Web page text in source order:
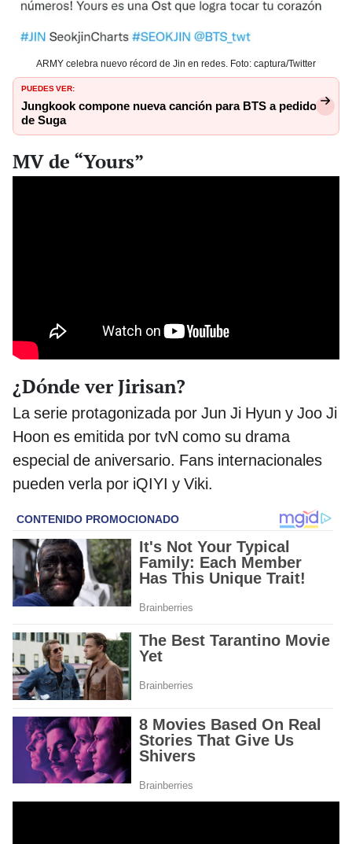
ARMY celebra nuevo récord de Jin en redes. Foto: captura/Twitter
PUEDES VER:
Jungkook compone nueva canción para BTS a pedido
de Suga
MV de “Yours”
¿Dónde ver Jirisan?
La serie protagonizada por Jun Ji Hyun y Joo Ji
Hoon es emitida por tvN como su drama
especial de aniversario. Fans internacionales
pueden verla por iQIYI y Viki.